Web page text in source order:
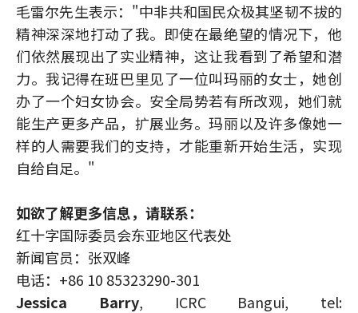
毛雷尔先生表示："中非共和国民众极其坚韧不拔的
精神深深地打动了我。即使在最绝望的情况下，他
们依然展现出了实业精神，这让我看到了希望和潜
力。我记得在班巴里见了一位叫玛丽的女士，她创
办了一个妇女协会。安全局势若有所改观，她们就
能生产更多产品，扩展业务。玛丽以及许多像她一
样的人需要我们的支持，才能重新开始生活，实现
自给自足。"
如欲了解更多信息，请联系：
红十字国际委员会东亚地区代表处
新闻官员：张双峰
电话：+86 10 85323290-301
Jessica Barry, ICRC Bangui, tel: